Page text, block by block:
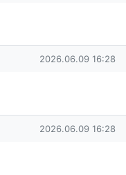
작성일
2026.06.09 16:28
작성일
2026.06.09 16:28